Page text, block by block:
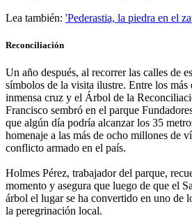
Lea también: 'Pederastia, la piedra en el
Reconciliación
Un año después, al recorrer las calles de
símbolos de la visita ilustre. Entre los más
inmensa cruz y el Árbol de la
Francisco sembró en el parque
que algún día podría alcanzar los 35
homenaje a las más de ocho millones de
conflicto armado en el país.
Holmes Pérez, trabajador del parque,
momento y asegura que luego de que el
árbol el lugar se ha convertido en uno de
la peregrinación local.